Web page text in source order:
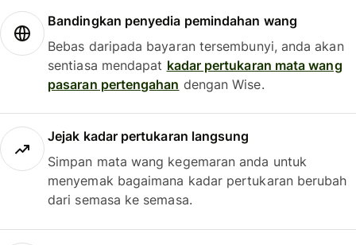
Bandingkan penyedia pemindahan wang
Bebas daripada bayaran tersembunyi, anda akan
sentiasa mendapat kadar pertukaran mata wang
pasaran pertengahan dengan Wise.
Jejak kadar pertukaran langsung
Simpan mata wang kegemaran anda untuk
menyemak bagaimana kadar pertukaran berubah
dari semasa ke semasa.